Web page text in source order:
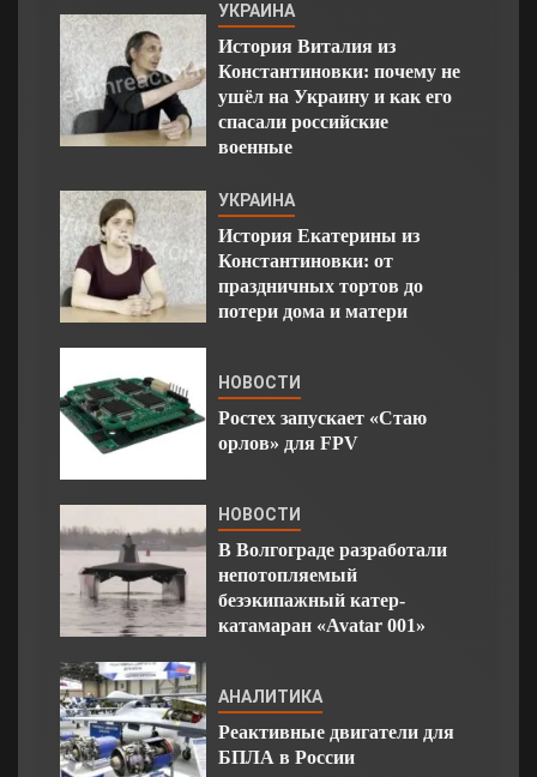
УКРАИНА
История Виталия из
Константиновки: почему не
ушёл на Украину и как его
спасали российские
военные
УКРАИНА
История Екатерины из
Константиновки: от
праздничных тортов до
потери дома и матери
НОВОСТИ
Ростех запускает «Стаю
орлов» для FPV
НОВОСТИ
В Волгограде разработали
непотопляемый
безэкипажный катер-
катамаран «Avatar 001»
АНАЛИТИКА
Реактивные двигатели для
БПЛА в России